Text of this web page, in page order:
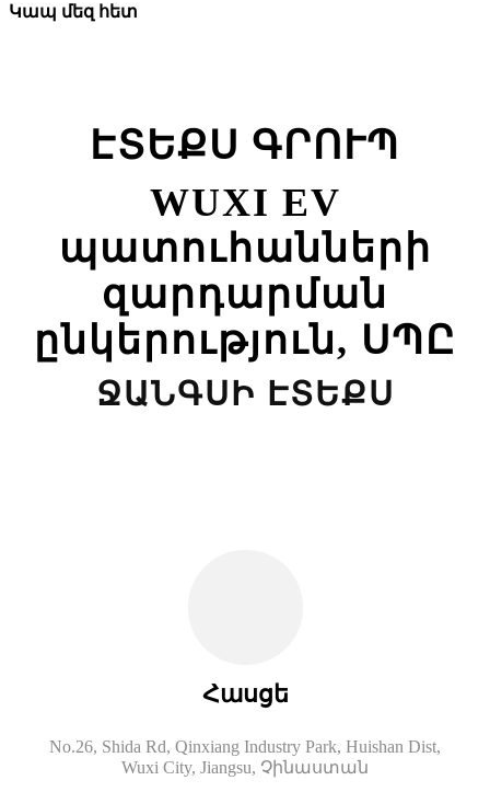
Կապ մեզ հետ
ԷՏԵՔՍ ԳՐՈՒՊ
WUXI EV
պատուհանների
զարդարման
ընկերություն, ՍՊԸ
ՋԱՆԳՍԻ ԷՏԵՔՍ
Հասցե
No.26, Shida Rd, Qinxiang Industry Park, Huishan Dist,
Wuxi City, Jiangsu, Չինաստան